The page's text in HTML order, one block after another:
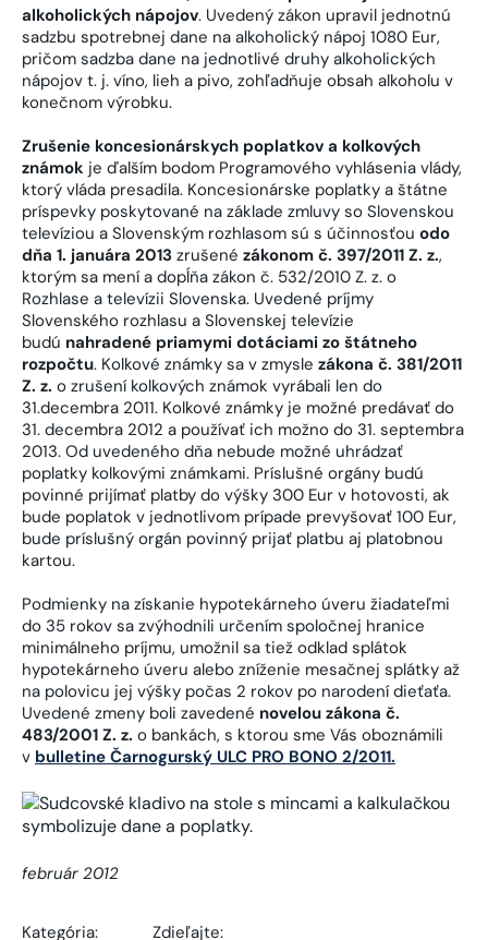
alkoholických nápojov. Uvedený zákon upravil jednotnú
sadzbu spotrebnej dane na alkoholický nápoj 1080 Eur,
pričom sadzba dane na jednotlivé druhy alkoholických
nápojov t. j. víno, lieh a pivo, zohľadňuje obsah alkoholu v
konečnom výrobku.
Zrušenie koncesionárskych poplatkov a kolkových
známok je ďalším bodom Programového vyhlásenia vlády,
ktorý vláda presadila. Koncesionárske poplatky a štátne
príspevky poskytované na základe zmluvy so Slovenskou
televíziou a Slovenským rozhlasom sú s účinnosťou odo
dňa 1. januára 2013 zrušené zákonom č. 397/2011 Z. z.,
ktorým sa mení a dopĺňa zákon č. 532/2010 Z. z. o
Rozhlase a televízii Slovenska. Uvedené príjmy
Slovenského rozhlasu a Slovenskej televízie
budú nahradené priamymi dotáciami zo štátneho
rozpočtu. Kolkové známky sa v zmysle zákona č. 381/2011
Z. z. o zrušení kolkových známok vyrábali len do
31.decembra 2011. Kolkové známky je možné predávať do
31. decembra 2012 a používať ich možno do 31. septembra
2013. Od uvedeného dňa nebude možné uhrádzať
poplatky kolkovými známkami. Príslušné orgány budú
povinné prijímať platby do výšky 300 Eur v hotovosti, ak
bude poplatok v jednotlivom prípade prevyšovať 100 Eur,
bude príslušný orgán povinný prijať platbu aj platobnou
kartou.
Podmienky na získanie hypotekárneho úveru žiadateľmi
do 35 rokov sa zvýhodnili určením spoločnej hranice
minimálneho príjmu, umožnil sa tiež odklad splátok
hypotekárneho úveru alebo zníženie mesačnej splátky až
na polovicu jej výšky počas 2 rokov po narodení dieťaťa.
Uvedené zmeny boli zavedené novelou zákona č.
483/2001 Z. z. o bankách, s ktorou sme Vás oboznámili
v bulletine Čarnogurský ULC PRO BONO 2/2011.
február 2012
Kategória:
Zdieľajte: